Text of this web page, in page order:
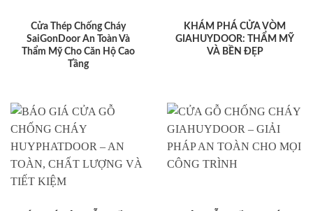
Cửa Thép Chống Cháy
SaiGonDoor An Toàn Và
Thẩm Mỹ Cho Căn Hộ Cao
Tầng
KHÁM PHÁ CỬA VÒM
GIAHUYDOOR: THẨM MỸ
VÀ BỀN ĐẸP